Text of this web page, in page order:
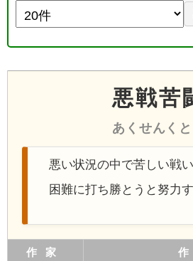
悪戦苦
あくせんくと
悪い状況の中で苦しい戦い
困難に打ち勝とうと努力す
作家